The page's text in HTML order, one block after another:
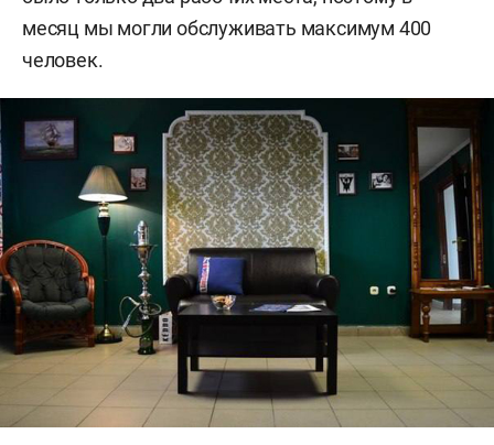
месяц мы могли обслуживать максимум 400
человек.